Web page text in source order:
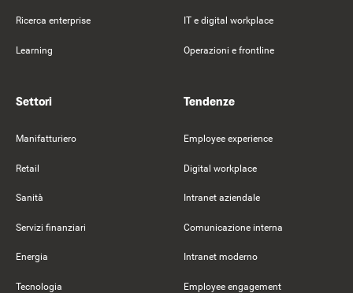
Ricerca enterprise
Learning
IT e digital workplace
Operazioni e frontline
Settori
Manifatturiero
Retail
Sanità
Servizi finanziari
Energia
Tecnologia
Tendenze
Employee experience
Digital workplace
Intranet aziendale
Comunicazione interna
Intranet moderno
Employee engagement